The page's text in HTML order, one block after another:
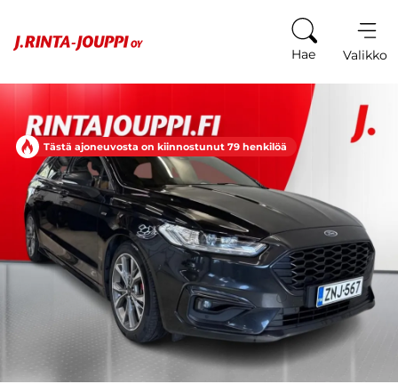
Hae Valikko
Tästä ajoneuvosta on kiinnostunut 79 henkilöä